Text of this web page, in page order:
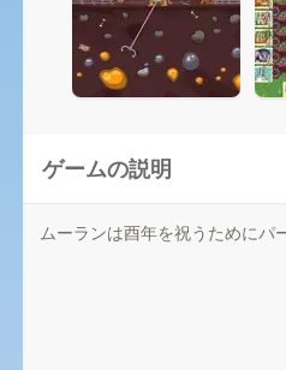
ゲームの説明
ムーランは酉年を祝うためにパ